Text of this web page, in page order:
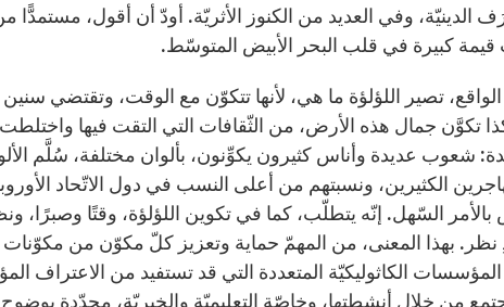
الدينيّة، وفي العديد من الكنوز الأثريّة. أودّ أن أقول،
قيمة كبيرة في قلب البحر الأبيض المتوسّط.
تصير اللؤلؤة ما هي، لأنها تتكوّن مع الوقت، وتقتضي
تكوَّن جمال هذه الأرض، من الثّقافات التي التقت فيها
شعوب عديدة وأناس كثيرون يكوِّنون، بألوان مختلفة، سُلَّم
الكثيرين، ونسبتهم من أعلى النسب في دول الاتّحاد
السّهل. إنّه يتطلّب، كما في تكوين اللؤلؤة، وقتًا وصبرًا،
نظر. بهذا المعنى، من المهمّ حماية وتعزيز كلّ مكوّن من مكوّنات
الكاثوليكيّة المتعددة التي قد تستفيد من الاعتراف
من خلال أنشطتها، وخاصّة التعليميّة والخيريّة، محدّدة